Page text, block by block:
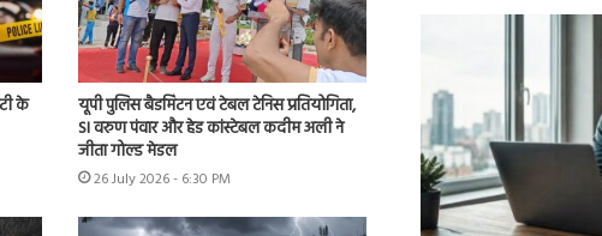
के
यूपी पुलिस बैडमिंटन एवं टेबल टेनिस प्रतियोगिता,
SI वरुण पंवार और हेड कांस्टेबल कदीम अली ने
जीता गोल्ड मेडल
26 July 2026 - 6:30 PM